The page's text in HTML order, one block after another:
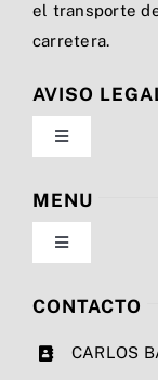
el transporte
carretera.
AVISO
Toggle
Navigation
Política de
Condiciones de uso
MENU
Toggle
Navigation
Nosotros
CONTACTO
CARLOS